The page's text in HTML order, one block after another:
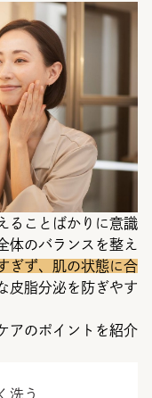
ることばかりに意識
体のバランスを整え
ぎず、肌の状態に合
皮脂分泌を防ぎやす
アのポイントを紹介
洗う